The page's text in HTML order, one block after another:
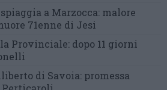
a Marzocca: malore
71enne di Jesi
Provinciale: dopo 11 giorni
di Savoia: promessa